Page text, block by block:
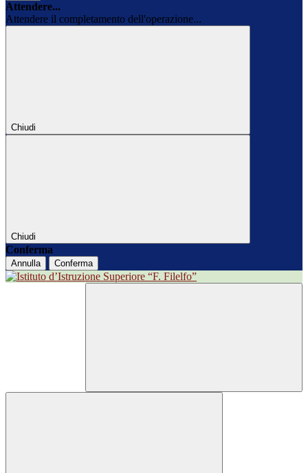
Attendere...
Attendere il completamento dell'operazione...
Chiudi
Chiudi
Conferma
Annulla Conferma